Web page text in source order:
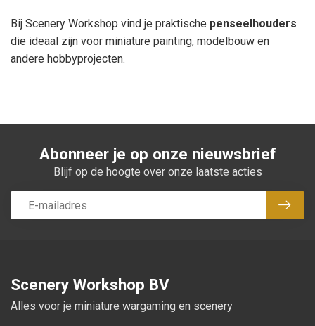
Bij Scenery Workshop vind je praktische penseelhouders
die ideaal zijn voor miniature painting, modelbouw en
andere hobbyprojecten.
Abonneer je op onze nieuwsbrief
Blijf op de hoogte over onze laatste acties
Scenery Workshop BV
Alles voor je miniature wargaming en scenery